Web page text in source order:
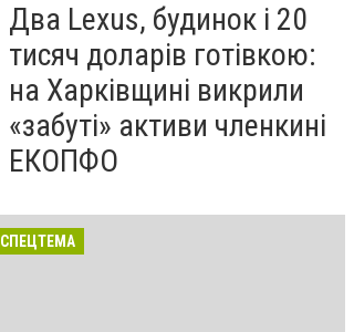
Два Lexus, будинок і 20
тисяч доларів готівкою:
на Харківщині викрили
«забуті» активи членкині
ЕКОПФО
СПЕЦТЕМА